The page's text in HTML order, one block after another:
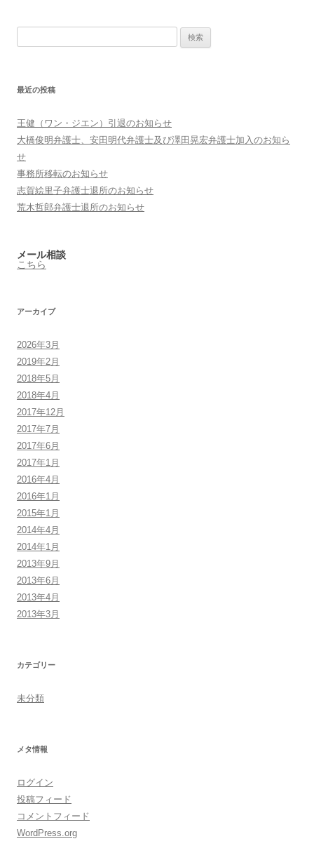
最近の投稿
王健（ワン・ジエン）引退のお知らせ
大橋俊明弁護士、安田明代弁護士及び澤田晃宏弁護士加入のお知ら
せ
事務所移転のお知らせ
志賀絵里子弁護士退所のお知らせ
荒木哲郎弁護士退所のお知らせ
メール相談
こちら
アーカイブ
2026年3月
2019年2月
2018年5月
2018年4月
2017年12月
2017年7月
2017年6月
2017年1月
2016年4月
2016年1月
2015年1月
2014年4月
2014年1月
2013年9月
2013年6月
2013年4月
2013年3月
カテゴリー
未分類
メタ情報
ログイン
投稿フィード
コメントフィード
WordPress.org